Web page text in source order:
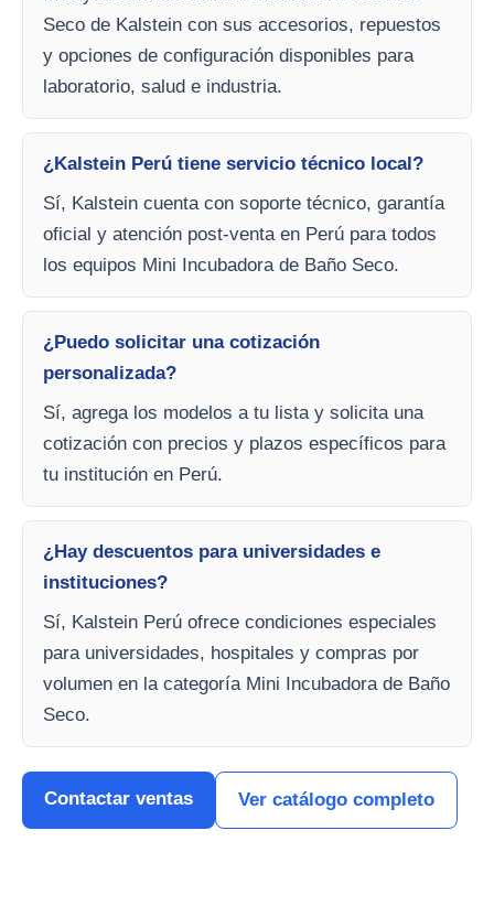
Seco de Kalstein con sus accesorios, repuestos
y opciones de configuración disponibles para
laboratorio, salud e industria.
¿Kalstein Perú tiene servicio técnico local?
Sí, Kalstein cuenta con soporte técnico, garantía
oficial y atención post-venta en Perú para todos
los equipos Mini Incubadora de Baño Seco.
¿Puedo solicitar una cotización
personalizada?
Sí, agrega los modelos a tu lista y solicita una
cotización con precios y plazos específicos para
tu institución en Perú.
¿Hay descuentos para universidades e
instituciones?
Sí, Kalstein Perú ofrece condiciones especiales
para universidades, hospitales y compras por
volumen en la categoría Mini Incubadora de Baño
Seco.
Contactar ventas Ver catálogo completo